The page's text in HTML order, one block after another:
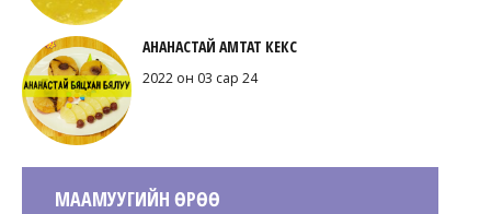
АНАНАСТАЙ АМТАТ КЕКС
2022 он 03 сар 24
МААМУУГИЙН ӨРӨӨ